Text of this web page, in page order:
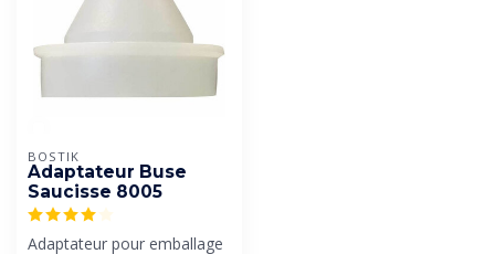
BOSTIK
Adaptateur Buse
Saucisse 8005
Adaptateur pour emballage